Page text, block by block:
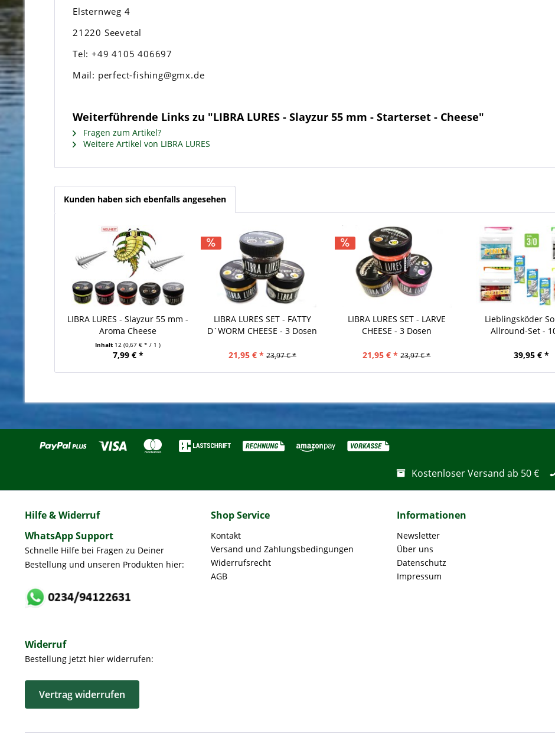
Elsternweg 4
21220 Seevetal
Tel: +49 4105 406697
Mail: perfect-fishing@gmx.de
Weiterführende Links zu "LIBRA LURES - Slayzur 55 mm - Starterset - Cheese"
Fragen zum Artikel?
Weitere Artikel von LIBRA LURES
Kunden haben sich ebenfalls angesehen
LIBRA LURES - Slayzur 55 mm -
Aroma Cheese
Inhalt 12(0,67 € * / 1 )
7,99 € *
LIBRA LURES SET - FATTY
D`WORM CHEESE - 3 Dosen
21,95 € * 23,97 € *
LIBRA LURES SET - LARVE
CHEESE - 3 Dosen
21,95 € * 23,97 € *
Lieblingsköder
Allround-Set -
39,95 € *
Kostenloser Versand ab 50 €
Hilfe & Widerruf
WhatsApp Support
Schnelle Hilfe bei Fragen zu Deiner
Bestellung und unseren Produkten hier:
Widerruf
Bestellung jetzt hier widerrufen:
Vertrag widerrufen
Shop Service
Kontakt
Versand und Zahlungsbedingungen
Widerrufsrecht
AGB
Informationen
Newsletter
Über uns
Datenschutz
Impressum